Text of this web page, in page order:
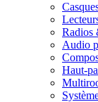
Radios
Audio
Haut-